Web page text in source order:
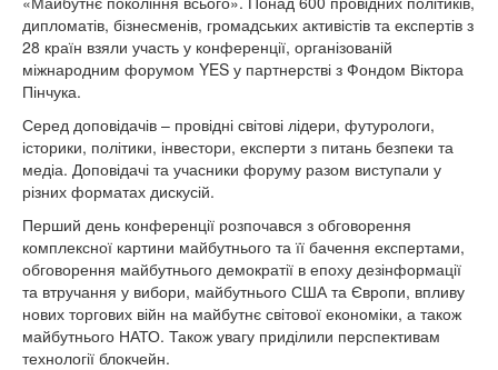
дипломатів, бізнесменів, громадських активістів та експертів з
28 країн взяли участь у конференції, організованій
міжнародним форумом YES у партнерстві з Фондом Віктора
Пінчука.
Серед доповідачів – провідні світові лідери, футурологи,
історики, політики, інвестори, експерти з питань безпеки та
медіа. Доповідачі та учасники форуму разом виступали у
різних форматах дискусій.
Перший день конференції розпочався з обговорення
комплексної картини майбутнього та її бачення експертами,
обговорення майбутнього демократії в епоху дезінформації
та втручання у вибори, майбутнього США та Європи, впливу
нових торгових війн на майбутнє світової економіки, а також
майбутнього НАТО. Також увагу приділили перспективам
технології блокчейн.